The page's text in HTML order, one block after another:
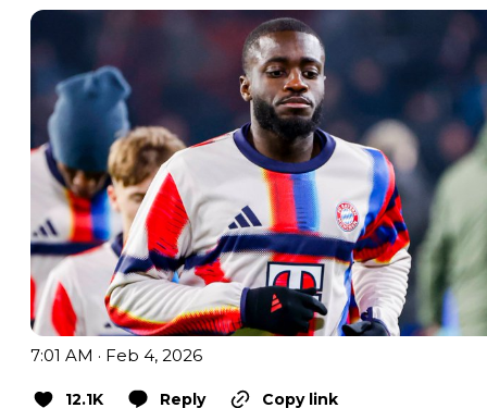
7:01 AM · Feb 4, 2026
12.1K Reply
Copy link